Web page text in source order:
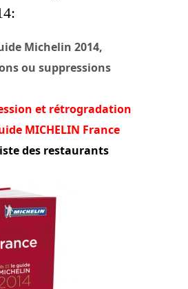
Michelin 2014,
ou suppressions
et rétrogradation
MICHELIN France
des restaurants